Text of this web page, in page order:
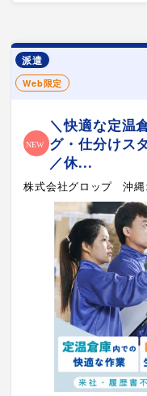
派遣
Web限定
＼快適な定温
グ・仕分けス
／休...
株式会社グロップ 沖縄